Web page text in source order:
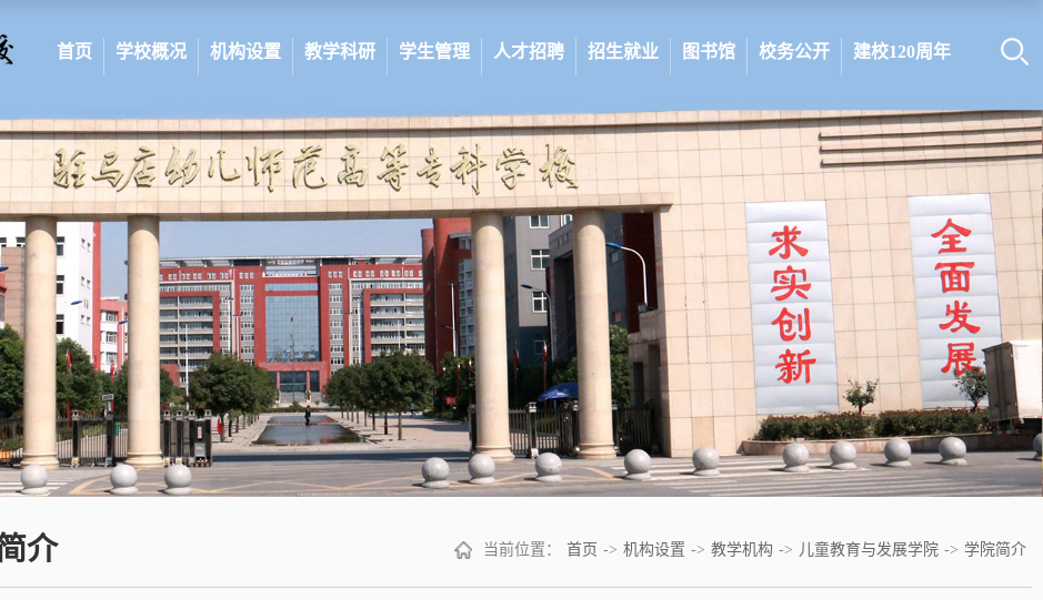
首页 学校概况 机构设置 教学科研 学生管理 人才招聘 招生就业 图书馆 校务公开 建校120周年
介 当前位置： 首页 -> 机构设置 -> 教学机构 -> 儿童教育与发展学院 -> 学院简介